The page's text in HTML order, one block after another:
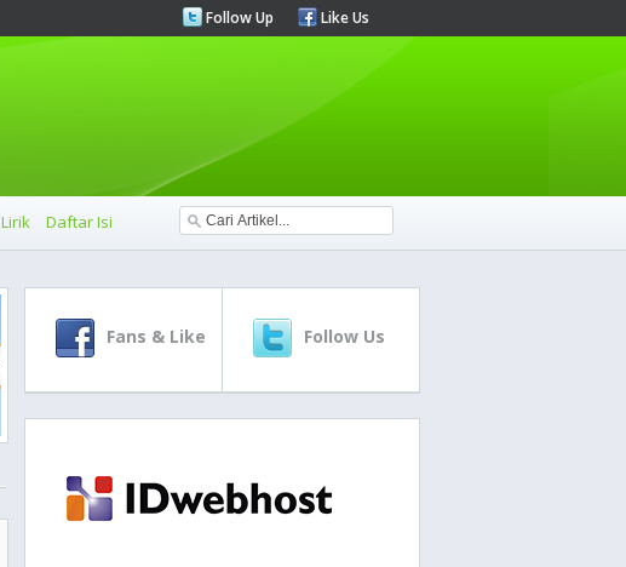
Follow Up Like Us
Lirik Daftar Isi
Fans & Like Follow Us